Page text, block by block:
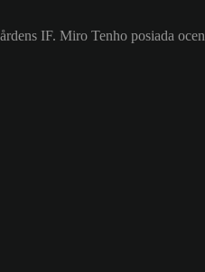
IF. Miro Tenho posiada